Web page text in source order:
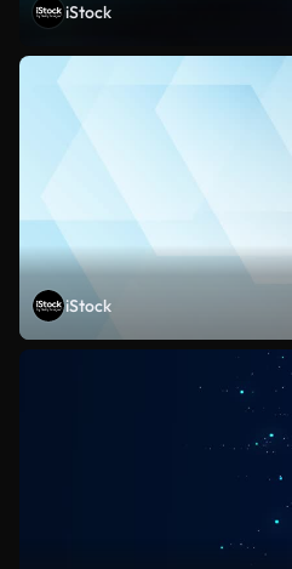
iStock
iStock